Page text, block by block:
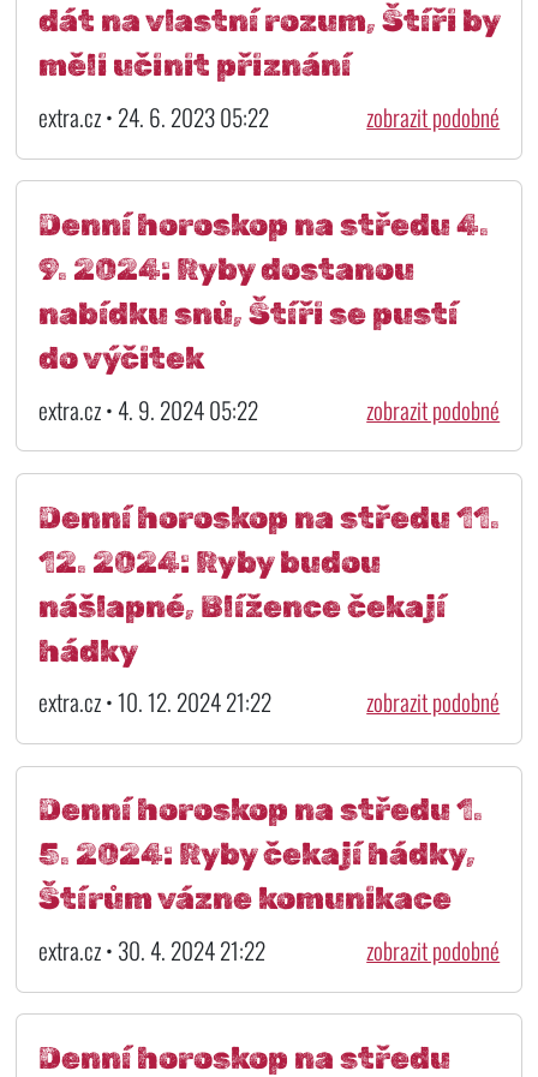
dát na vlastní rozum, Štíři by
měli učinit přiznání
extra.cz • 24. 6. 2023 05:22 zobrazit podobné
Denní horoskop na středu 4.
9. 2024: Ryby dostanou
nabídku snů, Štíři se pustí
do výčitek
extra.cz • 4. 9. 2024 05:22 zobrazit podobné
Denní horoskop na středu 11.
12. 2024: Ryby budou
nášlapné, Blížence čekají
hádky
extra.cz • 10. 12. 2024 21:22 zobrazit podobné
Denní horoskop na středu 1.
5. 2024: Ryby čekají hádky,
Štírům vázne komunikace
extra.cz • 30. 4. 2024 21:22 zobrazit podobné
Denní horoskop na středu